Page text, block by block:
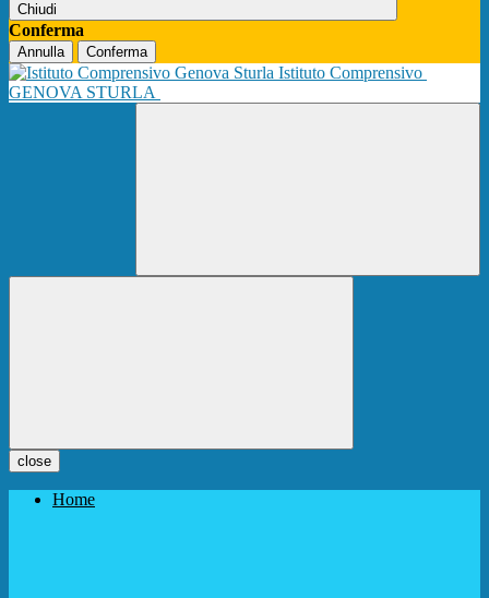
Chiudi
Conferma
Annulla Conferma
Istituto Comprensivo
GENOVA STURLA
close
Home